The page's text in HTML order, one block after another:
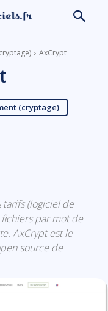
AxCrypt
(cryptage)
tarifs (logiciel de
par mot de
AxCrypt est le
source de